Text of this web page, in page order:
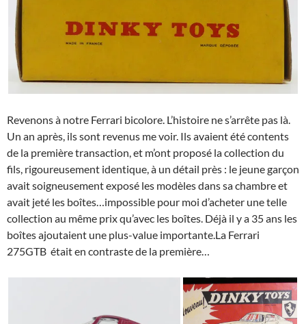
Revenons à notre Ferrari bicolore. L’histoire ne s’arrête pas là.
Un an après, ils sont revenus me voir. Ils avaient été contents
de la première transaction, et m’ont proposé la collection du
fils, rigoureusement identique, à un détail près : le jeune garçon
avait soigneusement exposé les modèles dans sa chambre et
avait jeté les boîtes…impossible pour moi d’acheter une telle
collection au même prix qu’avec les boîtes. Déjà il y a 35 ans les
boîtes ajoutaient une plus-value importante.La Ferrari
275GTB était en contraste de la première…